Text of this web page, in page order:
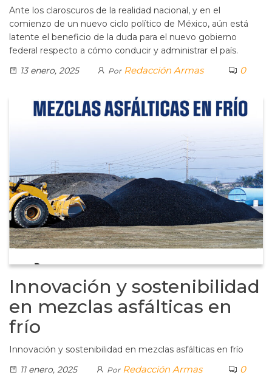
Ante los claroscuros de la realidad nacional, y en el
comienzo de un nuevo ciclo político de México, aún está
latente el beneficio de la duda para el nuevo gobierno
federal respecto a cómo conducir y administrar el país.
13 enero, 2025
Por Redacción Armas 0
Innovación y sostenibilidad
en mezclas asfálticas en
frío
Innovación y sostenibilidad en mezclas asfálticas en frío
11 enero, 2025
Por Redacción Armas 0